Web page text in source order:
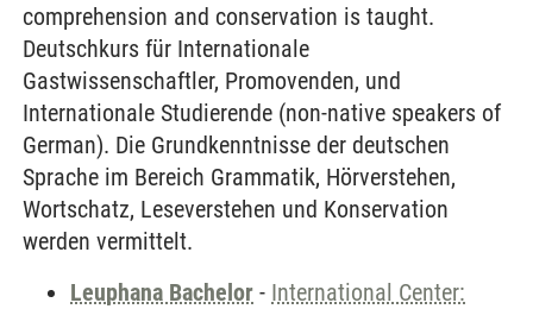
comprehension and conservation is taught.
Deutschkurs für Internationale
Gastwissenschaftler, Promovenden, und
Internationale Studierende (non-native speakers of
German). Die Grundkenntnisse der deutschen
Sprache im Bereich Grammatik, Hörverstehen,
Wortschatz, Leseverstehen und Konservation
werden vermittelt.
Leuphana Bachelor - International Center: